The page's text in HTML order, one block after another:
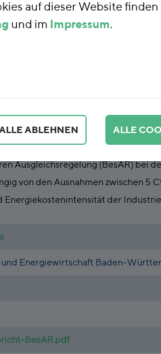
- Besondere
des Ministeriums für Umwelt,
Ausgleichsregelung (BesAR) bei
von den Ausnahmen zwischen 5
Energiekostenintensität der
Energiewirtschaft Baden-
BesAR.pdf
auf dieser Website finden
und im Impressum.
ABLEHNEN ALLE